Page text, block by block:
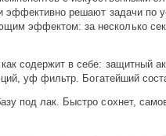
эффективно решают задачи по
эффектом: за несколько
содержит в себе:
уф фильтр. Богатейший
под лак. Быстро сохнет,